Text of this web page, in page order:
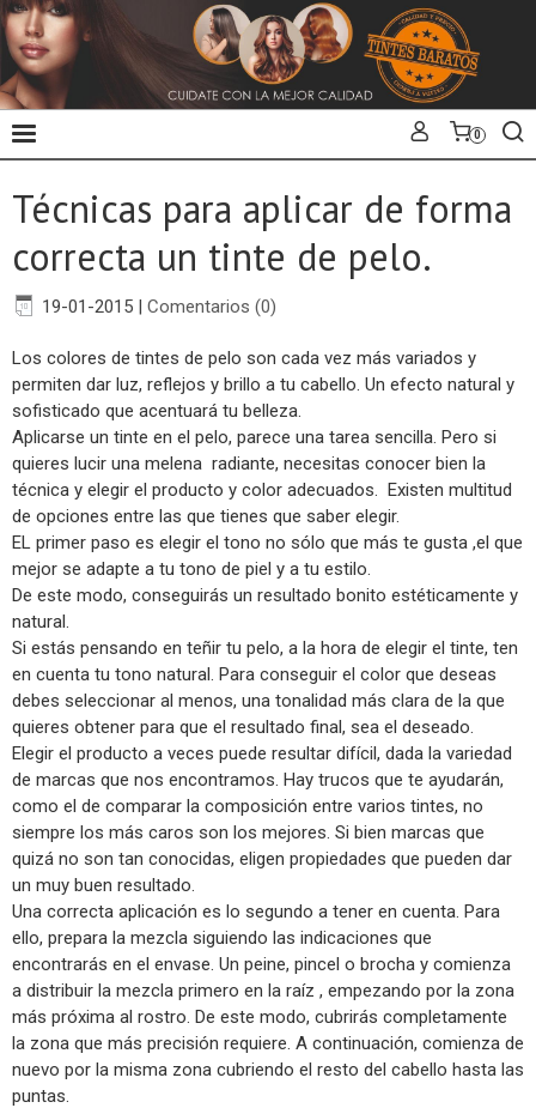
0
Técnicas para aplicar de forma
correcta un tinte de pelo.
19-01-2015 | Comentarios (0)
Los colores de tintes de pelo son cada vez más variados y
permiten dar luz, reflejos y brillo a tu cabello. Un efecto natural y
sofisticado que acentuará tu belleza.
Aplicarse un tinte en el pelo, parece una tarea sencilla. Pero si
quieres lucir una melena radiante, necesitas conocer bien la
técnica y elegir el producto y color adecuados. Existen multitud
de opciones entre las que tienes que saber elegir.
EL primer paso es elegir el tono no sólo que más te gusta ,el que
mejor se adapte a tu tono de piel y a tu estilo.
De este modo, conseguirás un resultado bonito estéticamente y
natural.
Si estás pensando en teñir tu pelo, a la hora de elegir el tinte, ten
en cuenta tu tono natural. Para conseguir el color que deseas
debes seleccionar al menos, una tonalidad más clara de la que
quieres obtener para que el resultado final, sea el deseado.
Elegir el producto a veces puede resultar difícil, dada la variedad
de marcas que nos encontramos. Hay trucos que te ayudarán,
como el de comparar la composición entre varios tintes, no
siempre los más caros son los mejores. Si bien marcas que
quizá no son tan conocidas, eligen propiedades que pueden dar
un muy buen resultado.
Una correcta aplicación es lo segundo a tener en cuenta. Para
ello, prepara la mezcla siguiendo las indicaciones que
encontrarás en el envase. Un peine, pincel o brocha y comienza
a distribuir la mezcla primero en la raíz , empezando por la zona
más próxima al rostro. De este modo, cubrirás completamente
la zona que más precisión requiere. A continuación, comienza de
nuevo por la misma zona cubriendo el resto del cabello hasta las
puntas.